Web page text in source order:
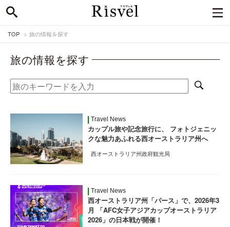
TOP 旅の情報を探す
旅の情報を探す
Travel News
カップル旅や記念旅行に、 フォトジェニッ
クな魅力あふれる西オーストラリア州へ
西オーストラリア州政府観光局
Travel News
西オーストラリア州「パース」で、2026年3
月 「AFC女子アジアカップオーストラリア
2026」の日本戦が開催！